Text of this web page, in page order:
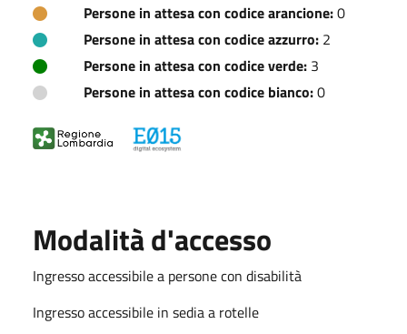
Persone in attesa con codice arancione:0
Persone in attesa con codice azzurro: 2
Persone in attesa con codice verde: 3
Persone in attesa con codice bianco:0
Modalità d'accesso
Ingresso accessibile a persone con disabilità
Ingresso accessibile in sedia a rotelle